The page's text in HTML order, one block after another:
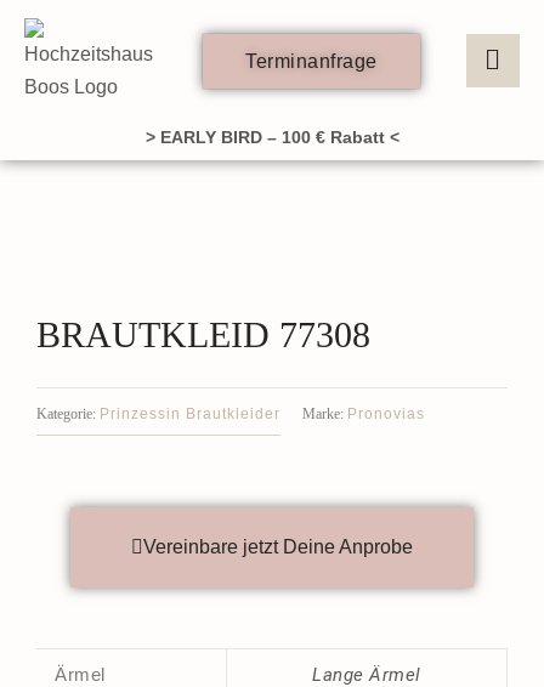
Zum
Inhalt
springen
Terminanfrage
> EARLY BIRD – 100 € Rabatt <
BRAUTKLEID 77308
Kategorie: Prinzessin Brautkleider Marke: Pronovias
Vereinbare jetzt Deine Anprobe
Ärmel Lange Ärmel